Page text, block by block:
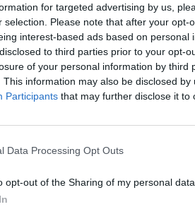
for targeted advertising by us,
selection. Please note that after your opt-
interest-based ads based on personal
to third parties prior to your opt-
of your personal information by third
This information may also be disclosed
Participants that may further disclose it to
Data Processing Opt Outs
opt-out of the Sharing of my personal data.
ομορφιά, κάποια από τα
το χειμώνα ή να
να απολαύσεις
ενώ θα βρεις πιο εύκολα
τα πλήθη του χειμώνα και σε